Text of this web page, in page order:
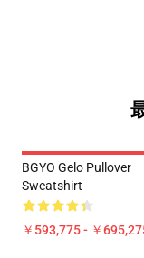
BGYO Gelo Pullover
Sweatshirt
￥593,775 - ￥